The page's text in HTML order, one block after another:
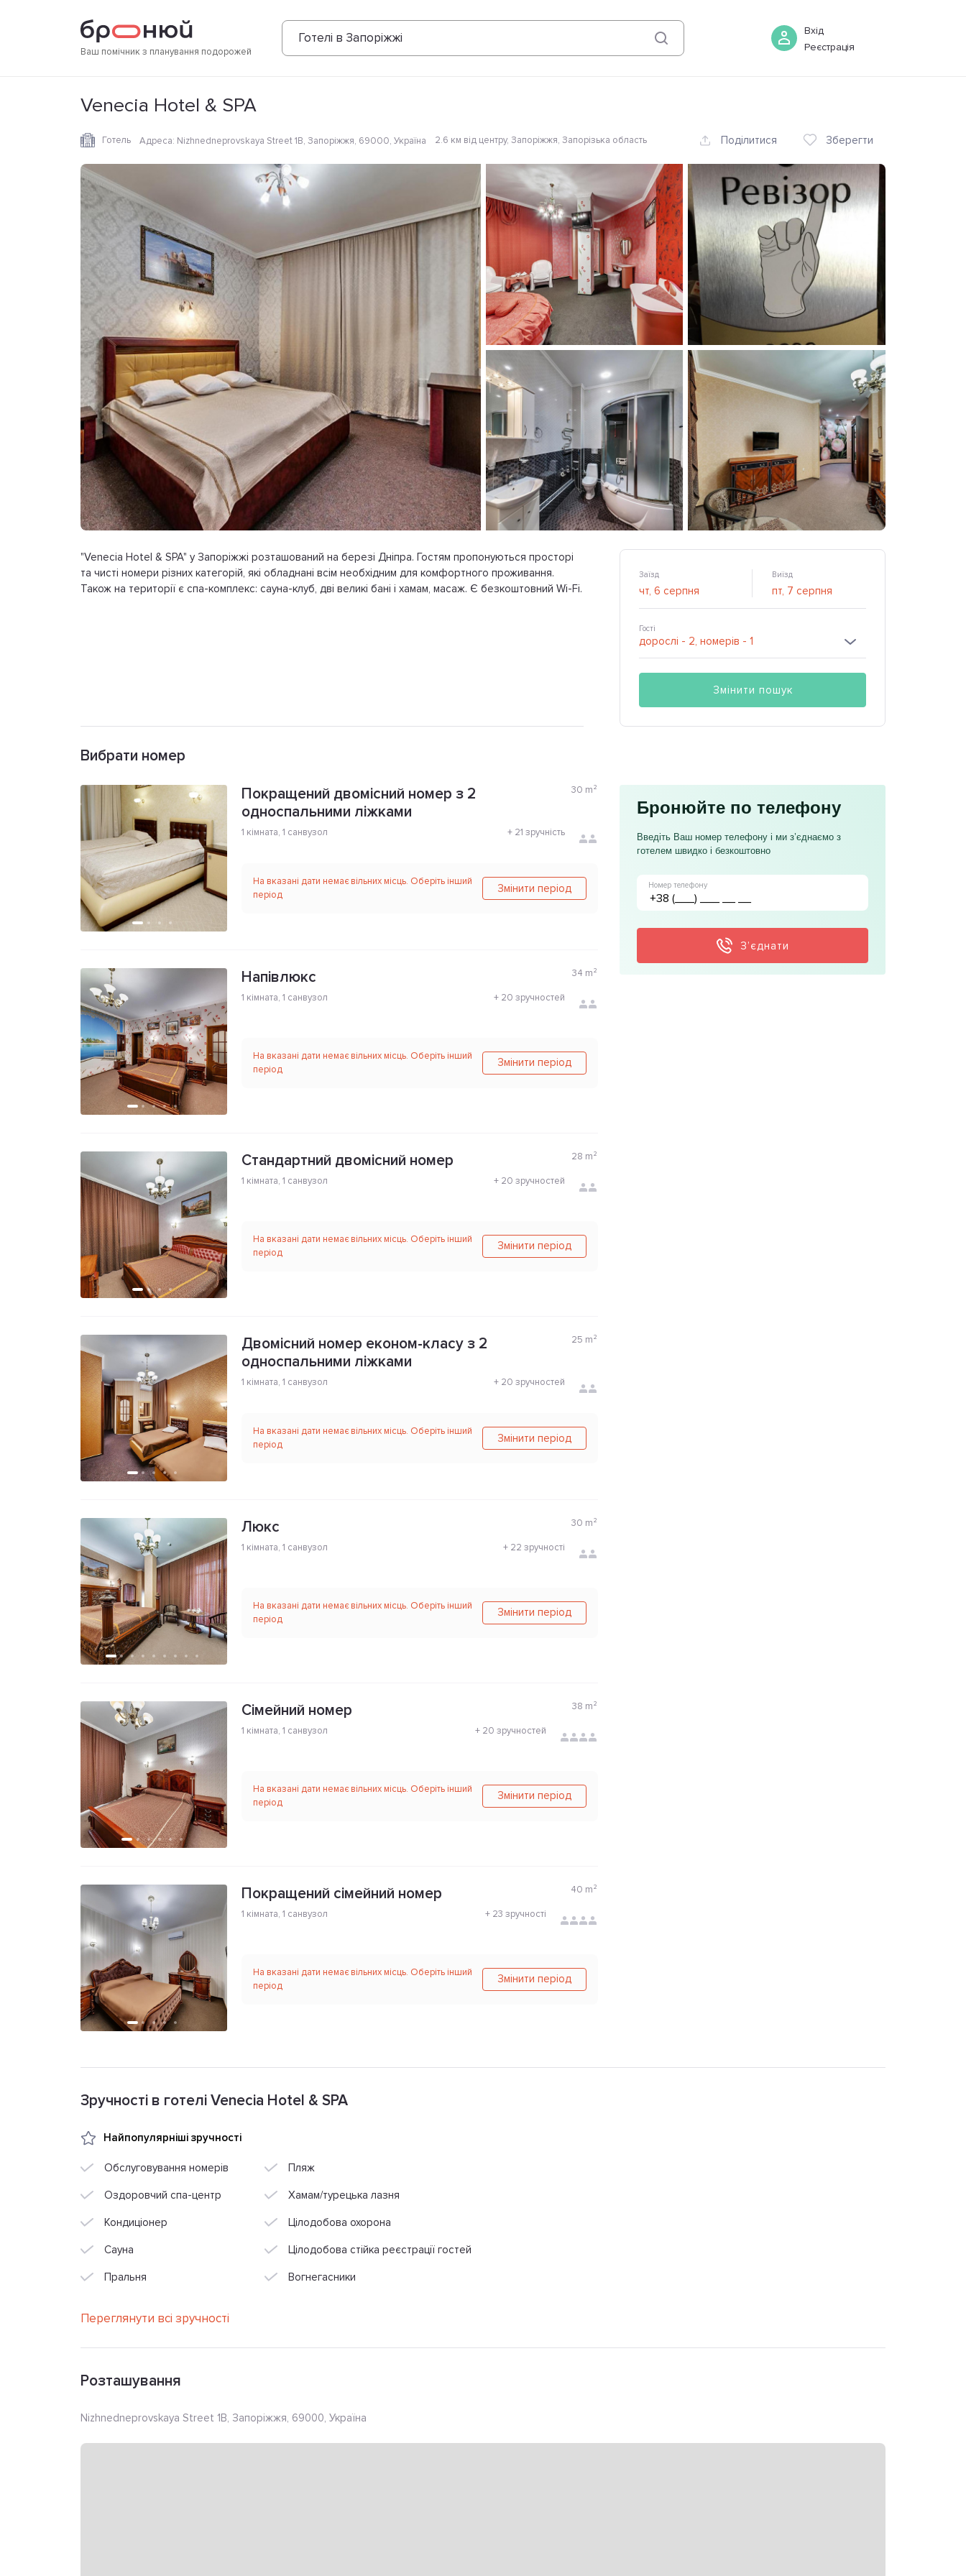
Ваш помічник з планування подорожей
Готелі в Запоріжжі
Вхід
Реєстрація
Фотографії Зручності Розташування 06 серпня Бронювати
Venecia Hotel & SPA
Готель Адреса: Nizhnedneprovskaya Street 1B, Запоріжжя, 69000, Україна 2.6 км від центру, Запоріжжя, Запорізька область Поділитися Зберегти
"Venecia Hotel & SPA" у Запоріжжі розташований на березі Дніпра. Гостям пропонуються просторі
та чисті номери різних категорій, які обладнані всім необхідним для комфортного проживання.
Також на території є спа-комплекс: сауна-клуб, дві великі бані і хамам, масаж. Є безкоштовний Wi-Fi.
Заїзд Виїзд
Гості
Змінити пошук
Вибрати номер
Покращений двомісний номер з 2
односпальними ліжками
30 m²
1 кімната, 1 санвузол + 21 зручність
На вказані дати немає вільних місць. Оберіть інший
період
Змінити період
Напівлюкс 34 m²
1 кімната, 1 санвузол + 20 зручностей
На вказані дати немає вільних місць. Оберіть інший
період
Змінити період
Стандартний двомісний номер 28 m²
1 кімната, 1 санвузол + 20 зручностей
На вказані дати немає вільних місць. Оберіть інший
період
Змінити період
Двомісний номер економ-класу з 2
односпальними ліжками
25 m²
1 кімната, 1 санвузол + 20 зручностей
На вказані дати немає вільних місць. Оберіть інший
період
Змінити період
Люкс 30 m²
1 кімната, 1 санвузол + 22 зручності
На вказані дати немає вільних місць. Оберіть інший
період
Змінити період
Сімейний номер 38 m²
1 кімната, 1 санвузол + 20 зручностей
На вказані дати немає вільних місць. Оберіть інший
період
Змінити період
Покращений сімейний номер 40 m²
1 кімната, 1 санвузол + 23 зручності
На вказані дати немає вільних місць. Оберіть інший
період
Змінити період
Бронюйте по телефону
Введіть Ваш номер телефону і ми з’єднаємо з
готелем швидко і безкоштовно
Номер телефону
З’єднати
Зручності в готелі Venecia Hotel & SPA
Найпопулярніші зручності
Обслуговування номерів Пляж
Оздоровчий спа-центр Хамам/турецька лазня
Кондиціонер Цілодобова охорона
Сауна Цілодобова стійка реєстрації гостей
Пральня Вогнегасники
Переглянути всі зручності
Розташування
Nizhnedneprovskaya Street 1B, Запоріжжя, 69000, Україна